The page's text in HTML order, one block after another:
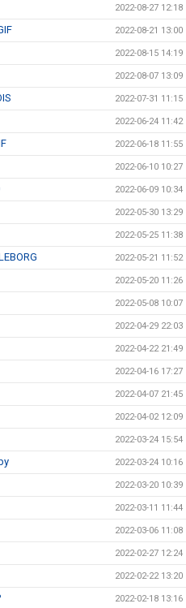
2022-08-27 12:18
2022-08-21 13:00
2022-08-15 14:19
2022-08-07 13:09
2022-07-31 11:15
2022-06-24 11:42
2022-06-18 11:55
2022-06-10 10:27
2022-06-09 10:34
2022-05-30 13:29
2022-05-25 11:38
2022-05-21 11:52
2022-05-20 11:26
2022-05-08 10:07
2022-04-29 22:03
2022-04-22 21:49
2022-04-16 17:27
2022-04-07 21:45
2022-04-02 12:09
2022-03-24 15:54
2022-03-24 10:16
2022-03-20 10:39
2022-03-11 11:44
2022-03-06 11:08
2022-02-27 12:24
2022-02-22 13:20
2022-02-18 13:16